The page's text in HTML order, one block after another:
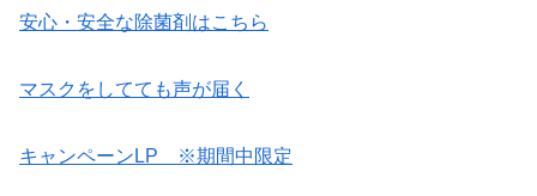
安心・安全な除菌剤はこちら
マスクをしてても声が届く
キャンペーンLP ※期間中限定